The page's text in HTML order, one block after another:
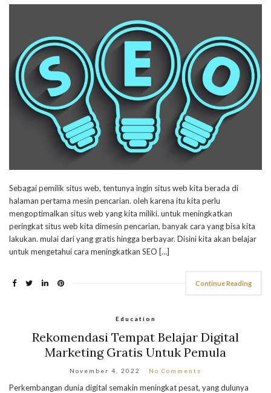
Sebagai pemilik situs web, tentunya ingin situs web kita berada di
halaman pertama mesin pencarian. oleh karena itu kita perlu
mengoptimalkan situs web yang kita miliki. untuk meningkatkan
peringkat situs web kita dimesin pencarian, banyak cara yang bisa kita
lakukan. mulai dari yang gratis hingga berbayar. Disini kita akan belajar
untuk mengetahui cara meningkatkan SEO […]
Continue Reading
Education
Rekomendasi Tempat Belajar Digital
Marketing Gratis Untuk Pemula
November 4, 2022 No Comments
Perkembangan dunia digital semakin meningkat pesat, yang dulunya